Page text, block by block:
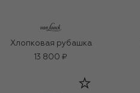
Хлопковая рубашка
13 800 ₽